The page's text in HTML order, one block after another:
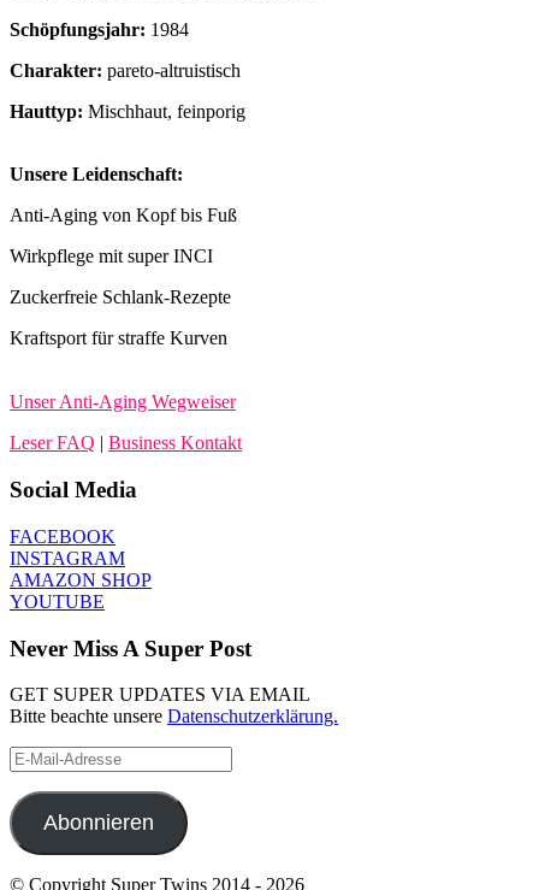
Schöpfungsjahr: 1984
Charakter: pareto-altruistisch
Hauttyp: Mischhaut, feinporig
Unsere Leidenschaft:
Anti-Aging von Kopf bis Fuß
Wirkpflege mit super INCI
Zuckerfreie Schlank-Rezepte
Kraftsport für straffe Kurven
Unser Anti-Aging Wegweiser
Leser FAQ | Business Kontakt
Social Media
FACEBOOK
INSTAGRAM
AMAZON SHOP
YOUTUBE
Never Miss A Super Post
GET SUPER UPDATES VIA EMAIL
Bitte beachte unsere Datenschutzerklärung.
E-
Mail-
Adresse
Abonnieren
© Copyright Super Twins 2014 - 2026